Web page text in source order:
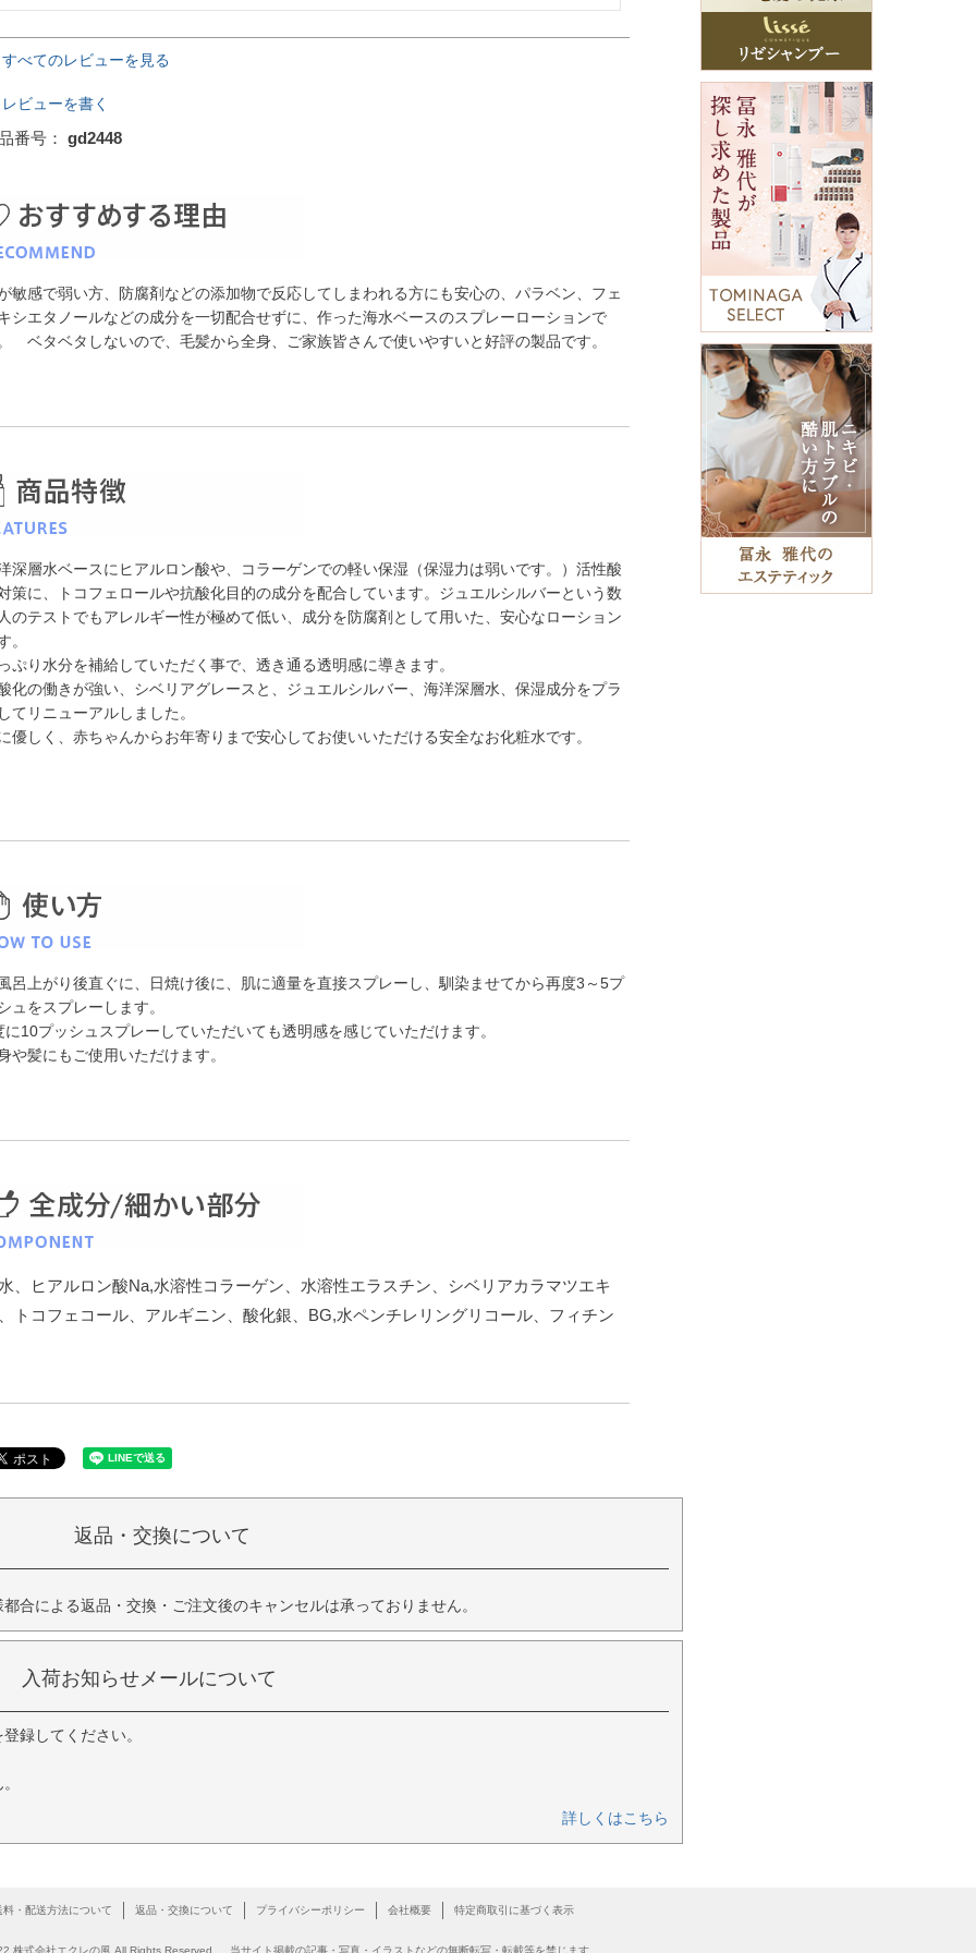
すべてのレビューを見る
レビューを書く
番号 gd2448
敏感で弱い方、防腐剤などの添加物で反応してしまわれる方にも安心の、パラベン、フェ
シエタノールなどの成分を一切配合せずに、作った海水ベースのスプレーローションで
ベタベタしないので、毛髪から全身、ご家族皆さんで使いやすいと好評の製品です。
深層水ベースにヒアルロン酸や、コラーゲンでの軽い保湿（保湿力は弱いです。）活性酸
策に、トコフェロールや抗酸化目的の成分を配合しています。ジュエルシルバーという数
のテストでもアレルギー性が極めて低い、成分を防腐剤として用いた、安心なローション
。
ぷり水分を補給していただく事で、透き通る透明感に導きます。
化の働きが強い、シベリアグレースと、ジュエルシルバー、海洋深層水、保湿成分をプラ
てリニューアルしました。
優しく、赤ちゃんからお年寄りまで安心してお使いいただける安全なお化粧水です。
呂上がり後直ぐに、日焼け後に、肌に適量を直接スプレーし、馴染ませてから再度3～5プ
ュをスプレーします。
に10プッシュスプレーしていただいても透明感を感じていただけます。
や髪にもご使用いただけます。
、ヒアルロン酸Na,水溶性コラーゲン、水溶性エラスチン、シベリアカラマツエキ
トコフェコール、アルギニン、酸化銀、BG,水ペンチレリングリコール、フィチン
返品・交換について
合による返品・交換・ご注文後のキャンセルは承っておりません。
入荷お知らせメールについて
録してください。
詳しくはこちら
料・配送方法について 返品・交換について プライバシーポリシー 会社概要 特定商取引に基づく表示
株式会社エクレの風 All Rights Reserved. 当サイト掲載の記事・写真・イラストなどの無断転写・転載等を禁じます。